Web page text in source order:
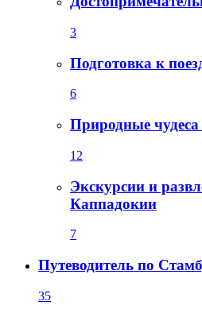
3
Подготовка к
6
Природные
12
Экскурсии и
Каппадокии
7
Путеводитель по
35